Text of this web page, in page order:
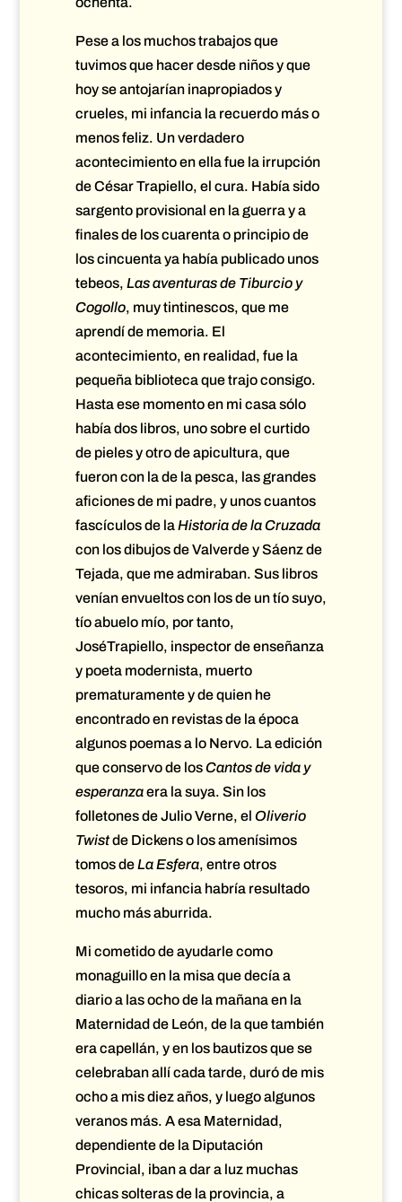
Pese a los muchos trabajos que
tuvimos que hacer desde niños y que
hoy se antojarían inapropiados y
crueles, mi infancia la recuerdo más o
menos feliz. Un verdadero
acontecimiento en ella fue la irrupción
de César Trapiello, el cura. Había sido
sargento provisional en la guerra y a
finales de los cuarenta o principio de
los cincuenta ya había publicado unos
tebeos, Las aventuras de Tiburcio y
Cogollo, muy tintinescos, que me
aprendí de memoria. El
acontecimiento, en realidad, fue la
pequeña biblioteca que trajo consigo.
Hasta ese momento en mi casa sólo
había dos libros, uno sobre el curtido
de pieles y otro de apicultura, que
fueron con la de la pesca, las grandes
aficiones de mi padre, y unos cuantos
fascículos de laHistoria de la Cruzada
con los dibujos de Valverde y Sáenz de
Tejada, que me admiraban. Sus libros
venían envueltos con los de un tío suyo,
tío abuelo mío, por tanto,
JoséTrapiello, inspector de enseñanza
y poeta modernista, muerto
prematuramente y de quien he
encontrado en revistas de la época
algunos poemas a lo Nervo. La edición
que conservo de losCantos de vida y
esperanzaera la suya. Sin los
folletones de Julio Verne, el Oliverio
Twistde Dickens o los amenísimos
tomos deLa Esfera, entre otros
tesoros, mi infancia habría resultado
mucho más aburrida.
Mi cometido de ayudarle como
monaguillo en la misa que decía a
diario a las ocho de la mañana en la
Maternidad de León, de la que también
era capellán, y en los bautizos que se
celebraban allí cada tarde, duró de mis
ocho a mis diez años, y luego algunos
veranos más. A esa Maternidad,
dependiente de la Diputación
Provincial, iban a dar a luz muchas
chicas solteras de la provincia, a